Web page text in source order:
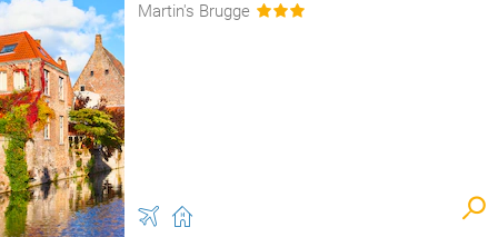
Martin's Brugge